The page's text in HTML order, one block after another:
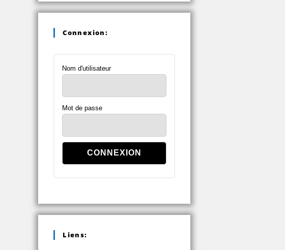
Connexion:
Nom d'utilisateur
Mot de passe
Liens: